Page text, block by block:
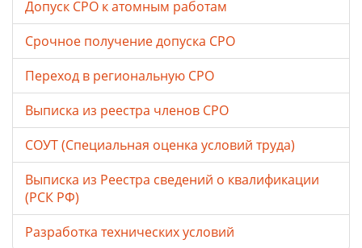
Допуск СРО к атомным работам
Срочное получение допуска СРО
Переход в региональную СРО
Выписка из реестра членов СРО
СОУТ (Специальная оценка условий труда)
Выписка из Реестра сведений о квалификации
(РСК РФ)
Разработка технических условий